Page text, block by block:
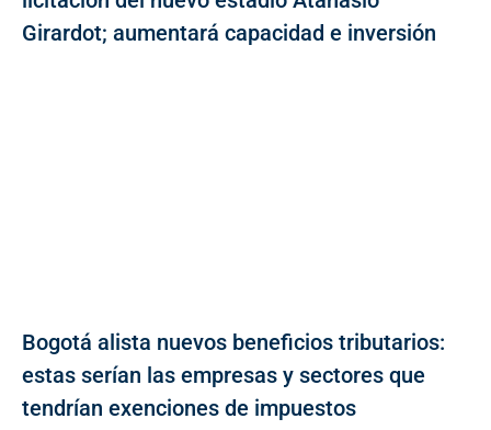
Girardot; aumentará capacidad e inversión
Bogotá alista nuevos beneficios tributarios:
estas serían las empresas y sectores que
tendrían exenciones de impuestos